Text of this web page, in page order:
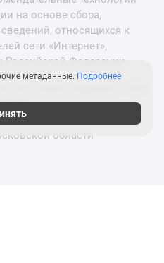
на основе сбора,
относящихся к
сети «Интернет»,
Российской Федерации.
области
метаданные. Подробнее